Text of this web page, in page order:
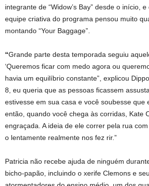
integrante de “Widow’s Bay” desde o início,
equipe criativa do programa pensou muito
montando “Your Baggage”.
“Grande parte desta temporada seguiu
‘Queremos ficar com medo agora ou
havia um equilíbrio constante”, explicou
8, eu queria que as pessoas ficassem
estivesse em sua casa e você soubesse que
então, quando você chega às corridas, Kate
engraçada. A ideia de ele correr pela rua
o lentamente realmente nos fez rir.”
Patricia não recebe ajuda de ninguém
bicho-papão, incluindo o xerife Clemons e